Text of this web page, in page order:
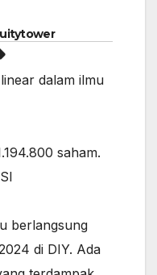
dalam ilmu
saham.
berlangsung
di DIY. Ada